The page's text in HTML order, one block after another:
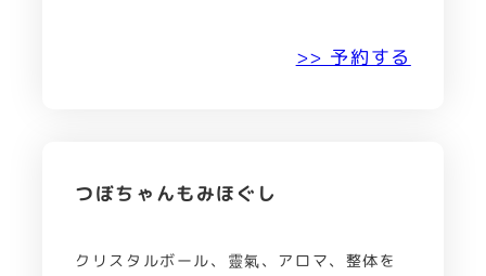
>> 予約する
つぼちゃんもみほぐし
クリスタルボール、靈氣、アロマ、整体を